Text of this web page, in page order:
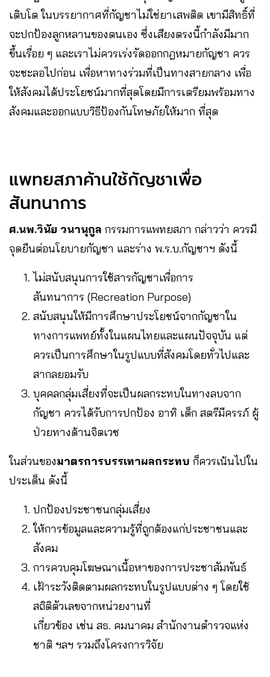
เติบโต ในบรรยากาศที่กัญชาไม่ใช่ยาเสพติด เขามีสิทธิ์ที่
จะปกป้องลูกหลานของตนเอง ซึ่งเสียงตรงนี้กำลังมีมาก
ขึ้นเรื่อย ๆ และเราไม่ควรเร่งรัดออกกฎหมายกัญชา ควร
จะชะลอไปก่อน เพื่อหาทางร่วมที่เป็นทางสายกลาง เพื่อ
ให้สังคมได้ประโยชน์มากที่สุดโดยมีการเตรียมพร้อมทาง
สังคมและออกแบบวิธีป้องกันโทษภัยให้มาก ที่สุด
แพทยสภาค้านใช้กัญชาเพื่อ
สันทนาการ
ศ.นพ.วินัย วนานุกูล กรรมการแพทยสภา กล่าวว่า ควรมี
จุดยืนต่อนโยบายกัญชา และร่าง พ.ร.บ.กัญชาฯ ดังนี้
ไม่สนับสนุนการใช้สารกัญชาเพื่อการ
สันทนาการ (Recreation Purpose)
สนับสนุนให้มีการศึกษาประโยชน์จากกัญชาใน
ทางการแพทย์ทั้งในแผนไทยและแผนปัจจุบัน แต่
ควรเป็นการศึกษาในรูปแบบที่สังคมโดยทั่วไปและ
สากลยอมรับ
บุคคลกลุ่มเสี่ยงที่จะเป็นผลกระทบในทางลบจาก
กัญชา ควรได้รับการปกป้อง อาทิ เด็ก สตรีมีครรภ์ ผู้
ป่วยทางด้านจิตเวช
ในส่วนของมาตรการบรรเทาผลกระทบ ก็ควรเน้นไปใน
ประเด็น ดังนี้
ปกป้องประชาชนกลุ่มเสี่ยง
ให้การข้อมูลและความรู้ที่ถูกต้องแก่ประชาชนและ
สังคม
การควบคุมโฆษณาเนื้อหาของการประชาสัมพันธ์
เฝ้าระวังติดตามผลกระทบในรูปแบบต่าง ๆ โดยใช้
สถิติตัวเลขจากหน่วยงานที่
เกี่ยวข้อง เช่น สธ. คมนาคม สำนักงานตำรวจแห่ง
ชาติ ฯลฯ รวมถึงโครงการวิจัย